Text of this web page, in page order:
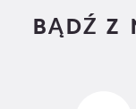
BĄDŹ Z